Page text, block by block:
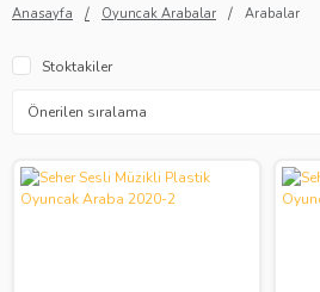
Anasayfa Oyuncak Arabalar Arabalar
Stoktakiler